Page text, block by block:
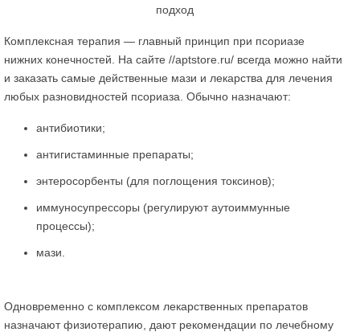
Комплексная терапия — главный принцип при псориазе
нижних конечностей. На сайте //aptstore.ru/ всегда можно найти
и заказать самые действенные мази и лекарства для лечения
любых разновидностей псориаза. Обычно назначают:
антибиотики;
антигистаминные препараты;
энтеросорбенты (для поглощения токсинов);
иммуносупрессоры (регулируют аутоиммунные
процессы);
мази.
Одновременно с комплексом лекарственных препаратов
назначают физиотерапию, дают рекомендации по лечебному